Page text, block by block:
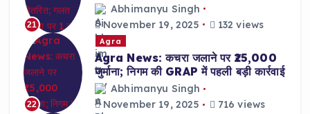
21
Abhimanyu Singh
November 19, 2025
132 views
22
Agra
Agra News: कचरा जलाने पर ₹25,000
जुर्माना; निगम की GRAP में पहली बड़ी कार्रवाई
Abhimanyu Singh
November 19, 2025
716 views